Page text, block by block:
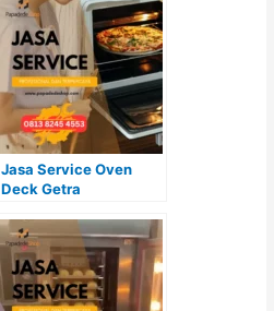
Jasa Service Oven
Deck Getra